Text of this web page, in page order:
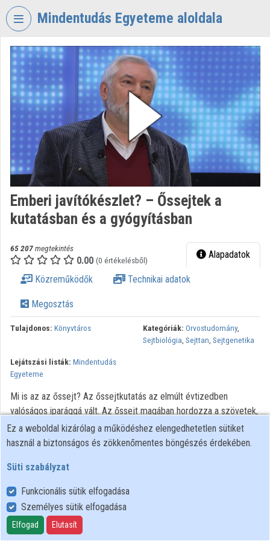
Fejléc kihagyása
Mindentudás Egyeteme aloldala
VIDEO TORIUM
MINDENTUDÁS
EGYETEME
Intézményi kezdőlap
Bejelentkezés
Intézményi felfedezés
Kategóriák
Intézmények
Közreműködők
Emberi javítókészlet? – Őssejtek a
kutatásban és a gyógyításban
65 207megtekintés
0.00 (0 értékelésből) Alapadatok
Közreműködők Technikai adatok
Megosztás
Tulajdonos: Könyvtáros Kategóriák: Orvostudomány,
Sejtbiológia, Sejttan, Sejtgenetika
Lejátszási listák: Mindentudás
Egyeteme
Mi is az az őssejt? Az őssejtkutatás az elmúlt évtizedben
valóságos iparággá vált. Az őssejt magában hordozza a szövetek,
szervek megújításának lehetőségét és a betegségek
gyógyításának új távlatait. Lehet-e a vérképző őssejtekből más
gyógyításban?
Minden jog fenntartva.
Felhasználói szabályzat
Ez a weboldal kizárólag a működéshez elengedhetetlen sütiket
használ a biztonságos és zökkenőmentes böngészés érdekében.
Süti szabályzat
Funkcionális sütik elfogadása
Személyes sütik elfogadása
Elfogad Elutasít